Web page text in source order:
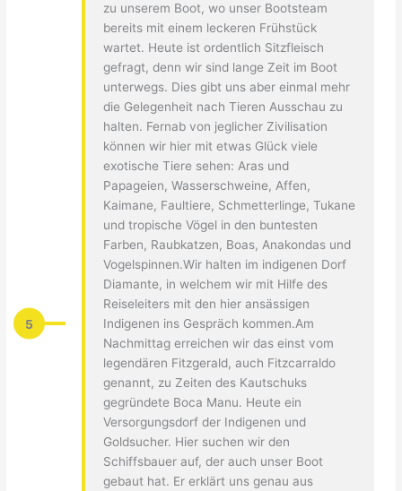
5
zu unserem Boot, wo unser Bootsteam
bereits mit einem leckeren Frühstück
wartet. Heute ist ordentlich Sitzfleisch
gefragt, denn wir sind lange Zeit im Boot
unterwegs. Dies gibt uns aber einmal mehr
die Gelegenheit nach Tieren Ausschau zu
halten. Fernab von jeglicher Zivilisation
können wir hier mit etwas Glück viele
exotische Tiere sehen: Aras und
Papageien, Wasserschweine, Affen,
Kaimane, Faultiere, Schmetterlinge, Tukane
und tropische Vögel in den buntesten
Farben, Raubkatzen, Boas, Anakondas und
Vogelspinnen.Wir halten im indigenen Dorf
Diamante, in welchem wir mit Hilfe des
Reiseleiters mit den hier ansässigen
Indigenen ins Gespräch kommen.Am
Nachmittag erreichen wir das einst vom
legendären Fitzgerald, auch Fitzcarraldo
genannt, zu Zeiten des Kautschuks
gegründete Boca Manu. Heute ein
Versorgungsdorf der Indigenen und
Goldsucher. Hier suchen wir den
Schiffsbauer auf, der auch unser Boot
gebaut hat. Er erklärt uns genau aus